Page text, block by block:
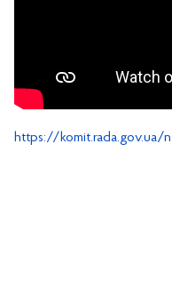
https://komit.rada.gov.ua/